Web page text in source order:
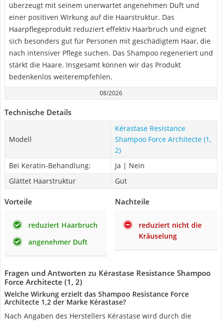
überzeugt mit seinem unerwartet angenehmen Duft und
einer positiven Wirkung auf die Haarstruktur. Das
Haarpflegeprodukt reduziert effektiv Haarbruch und eignet
sich besonders gut für Personen mit geschädigtem Haar, die
nach intensiver Pflege suchen. Das Shampoo regeneriert und
stärkt die Haare. Insgesamt können wir das Produkt
bedenkenlos weiterempfehlen.
08/2026
Technische Details
Modell
Kérastase Resistance
Shampoo Force Architecte (1,
2)
Bei Keratin-Behandlung:
Ja | Nein
Glättet Haarstruktur
Gut
Vorteile
reduziert Haarbruch
angenehmer Duft
Nachteile
reduziert nicht die
Kräuselung
Fragen und Antworten zu Kérastase Resistance Shampoo
Force Architecte (1, 2)
Welche Wirkung erzielt das Shampoo Resistance Force
Architecte 1,2 der Marke Kérastase?
Nach Angaben des Herstellers Kérastase wird durch die